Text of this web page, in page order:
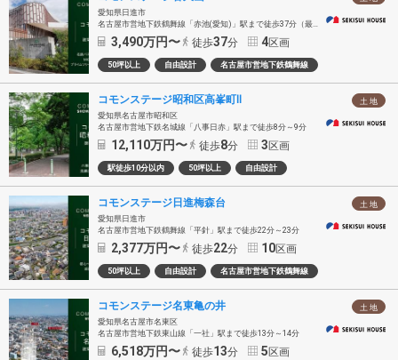
愛知県日進市
名古屋市営地下鉄鶴舞線「赤池(愛知)」駅まで徒歩37分（最長）
3,490万円〜 徒歩37分 4区画
50坪以上 自由設計 名古屋市営地下鉄鶴舞線
土 地
コモンステージ昭和区高峯町Ⅱ
愛知県名古屋市昭和区
名古屋市営地下鉄名城線「八事日赤」駅まで徒歩8分～9分
12,110万円〜 徒歩8分 3 区画
駅徒歩10分以内 50坪以上 自由設計
土 地
コモンステージ日進梅森台
愛知県日進市
名古屋市営地下鉄鶴舞線「平針」駅まで徒歩22分～23分
2,377万円〜 徒歩22分 10区画
50坪以上 自由設計 名古屋市営地下鉄鶴舞線
土 地
コモンステージ名東亀の井
愛知県名古屋市名東区
名古屋市営地下鉄東山線「一社」駅まで徒歩13分～14分
6,518万円〜 徒歩13分 5 区画